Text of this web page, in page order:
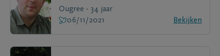
Ougree - 34 jaar
06/11/2021
Bekijken